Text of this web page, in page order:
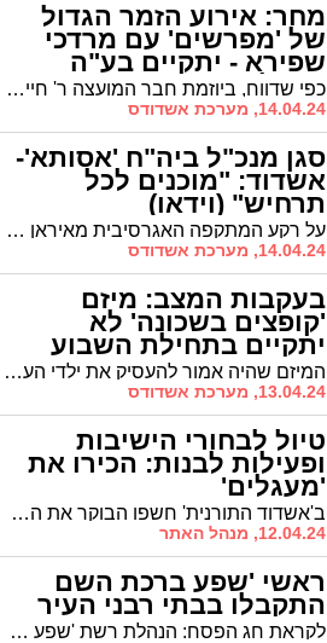
מחר: אירוע הזמר הגדול
של 'מפרשים' עם מרדכי
שפירא - יתקיים בע"ה
כרגיל כפי שדווח, ביוזמת חבר המועצה ר' חיים אמסילי, במסגרת פעילות 'מפרשים' יתקיים מופע ענק לציבור החרדי המקומי עם הזמר הפופולרי מרדכי שפירא - הארוע יתקיים בהתאם למתוכנן
14.04.24, מערכת אשדודס
סגן מנכ"ל ביה"ח 'אסותא'-
אשדוד: "מוכנים לכל
תרחיש" (וידאו)
על רקע המתקפה האגרסיבית מאיראן והתגובה הישראלית האפשרית הנשקלת בדרגים המדיניים, מבהיר ד"ר נוי כהן סגן מנכ"ל ביה"ח הציבורי אסותא אשדוד כי בית החולים מוכן לכל תרחיש. צפו
14.04.24, מערכת אשדודס
בעקבות המצב: מיזם
'קופצים בשכונה' לא
יתקיים בתחילת השבוע
המיזם שהיה אמור להעסיק את ילדי העיר בשבוע הקרוב לא יתקיים בשל הוראות פקע"ר
13.04.24, מערכת אשדודס
טיול לבחורי הישיבות
ופעילות לבנות: הכירו את
'מעגלים'
ב'אשדוד התורנית' חשפו הבוקר את הפעילות שתתקיים בימי בין הזמנים באמצעות תקציב התרבות הייעודי לציבור החסידי-ליטאי. ומדוע לא הופעלה ישיבת בין הזמנים עצמאית?
12.04.24, מנהל האתר
ראשי 'שפע ברכת השם
התקבלו בבתי רבני העיר
לקראת חג הפסח: הנהלת רשת 'שפע ברכת השם' עלתה למכור את החמץ ולהתברך במעונם של רבני אשדוד* ■ במהלך הביקור בירכו ועודדו הרבנים את התפתחות הסניף הגדול של הרשת בעיר שמביא רווחה גדולה וחיסכון לציבור החרדי: "הבאתם שפע ורווחה"